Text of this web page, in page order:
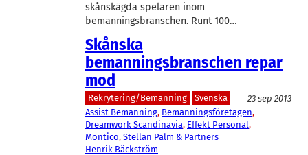
skånskägda spelaren inom
bemanningsbranschen. Runt 100…
Skånska
bemanningsbranschen repar
mod
Rekrytering/Bemanning Svenska
23 sep 2013
Assist Bemanning, Bemanningsföretagen
Dreamwork Scandinavia, Effekt Personal
Montico, Stellan Palm & Partners
Henrik Bäckström